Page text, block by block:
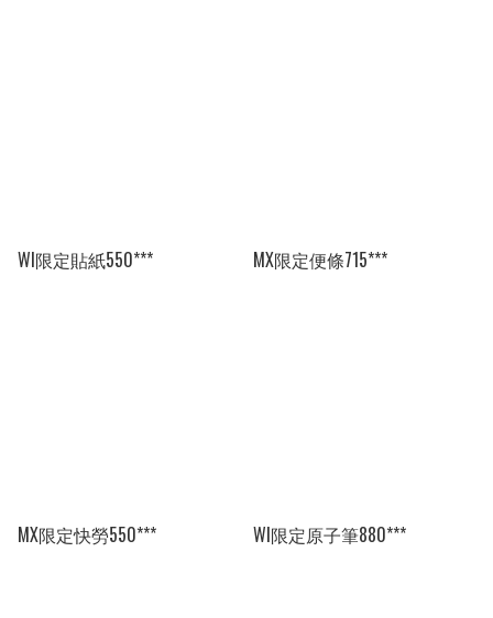
WI限定貼紙550*** MX限定便條715***
MX限定快勞550*** WI限定原子筆880***